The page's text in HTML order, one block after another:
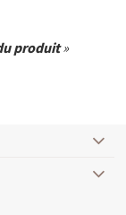
produit